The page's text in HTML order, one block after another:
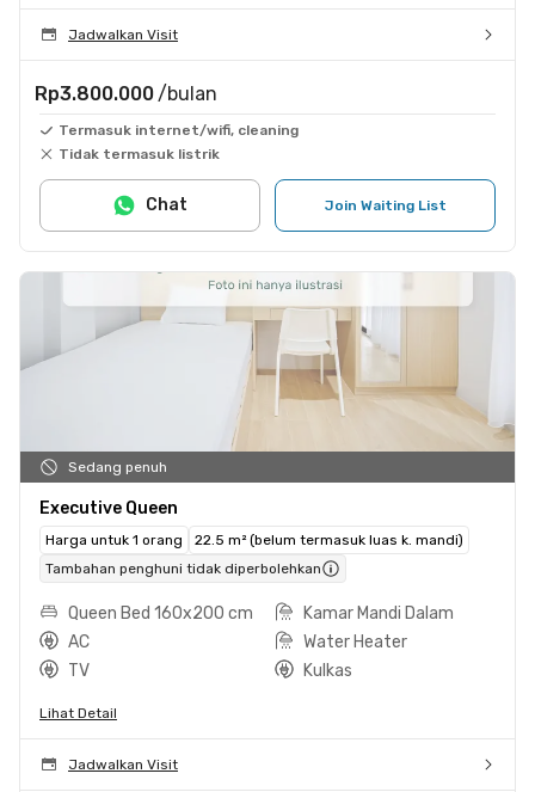
Jadwalkan Visit
Rp3.800.000 /bulan
Termasuk internet/wifi, cleaning
Tidak termasuk listrik
Join Waiting List
Chat
Sedang penuh
Executive Queen
Harga untuk 1 orang
22.5 m² (belum termasuk luas k. mandi)
Tambahan penghuni tidak diperbolehkan
Queen Bed 160x200 cm
Kamar Mandi Dalam
AC
Water Heater
TV
Kulkas
Lihat Detail
Jadwalkan Visit